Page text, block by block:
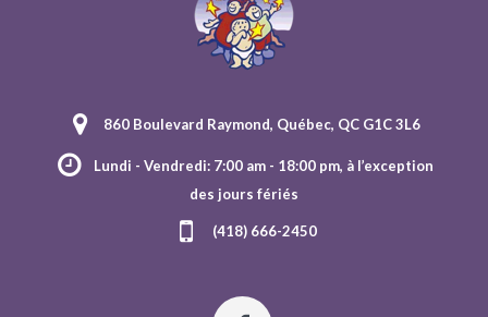
860 Boulevard Raymond, Québec, QC G1C 3L6
Lundi - Vendredi: 7:00 am - 18:00 pm, à l’exception
des jours fériés
(418) 666-2450